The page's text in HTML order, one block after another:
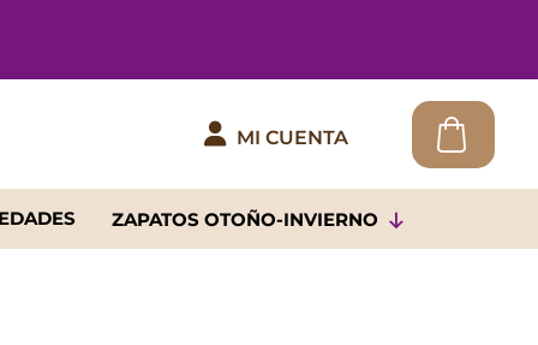
 MI CUENTA
ZAPATOS OTOÑO-INVIERNO